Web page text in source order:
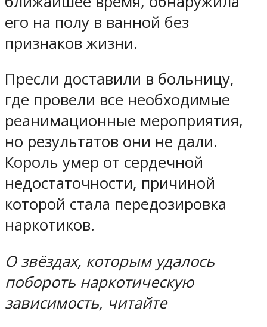
его на полу в ванной без
признаков жизни.
Пресли доставили в больницу,
где провели все необходимые
реанимационные мероприятия,
но результатов они не дали.
Король умер от сердечной
недостаточности, причиной
которой стала передозировка
наркотиков.
О звёздах, которым удалось
побороть наркотическую
зависимость, читайте